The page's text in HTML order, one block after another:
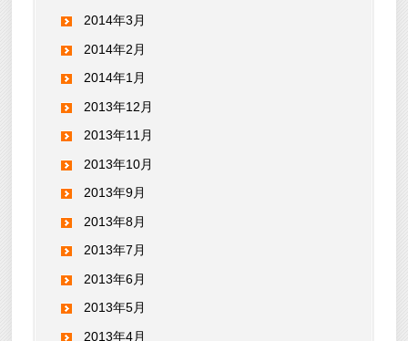
2014年3月
2014年2月
2014年1月
2013年12月
2013年11月
2013年10月
2013年9月
2013年8月
2013年7月
2013年6月
2013年5月
2013年4月